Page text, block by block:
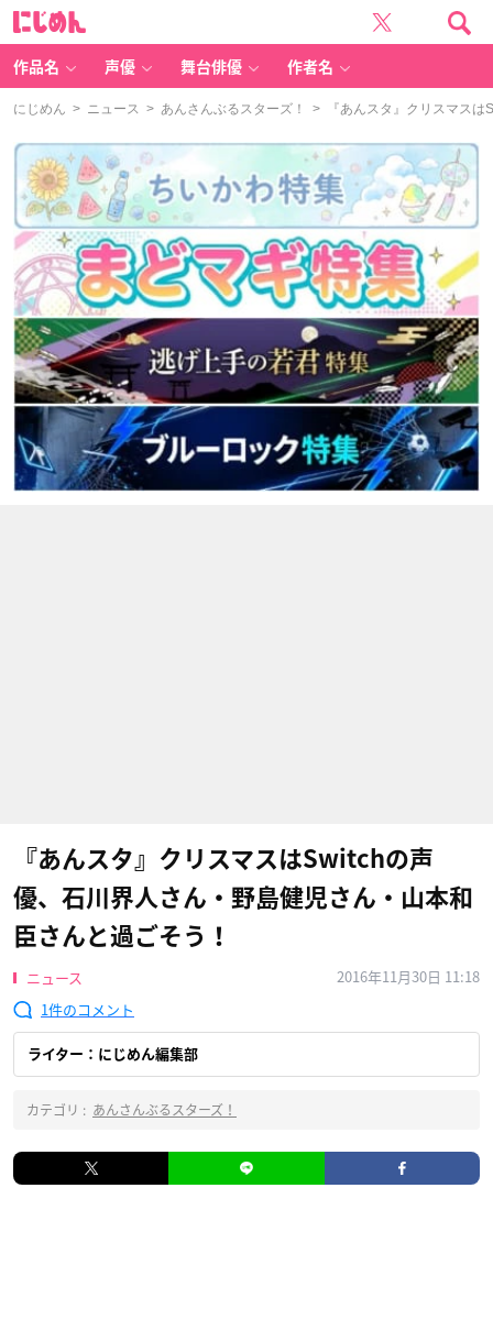
作品名 声優 舞台俳優 作者名
にじめん > ニュース > あんさんぶるスターズ！ > 『あんスタ』クリスマスは
『あんスタ』クリスマスはSwitchの声
優、石川界人さん・野島健児さん・山本和
臣さんと過ごそう！
ニュース
2016年11月30日 11:18
1
ライター：にじめん編集部
カテゴリ : あんさんぶるスターズ！